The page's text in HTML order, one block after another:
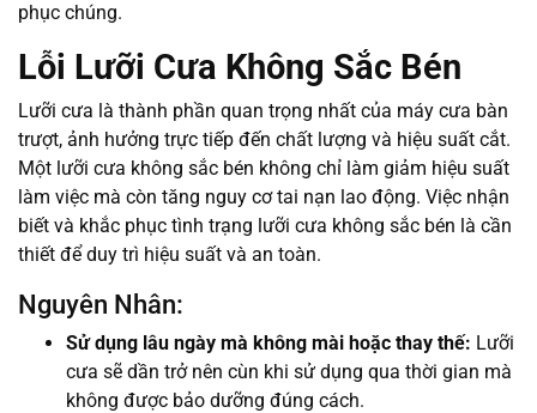
phục chúng.
Lỗi Lưỡi Cưa Không Sắc Bén
Lưỡi cưa là thành phần quan trọng nhất của máy cưa bàn
trượt, ảnh hưởng trực tiếp đến chất lượng và hiệu suất cắt.
Một lưỡi cưa không sắc bén không chỉ làm giảm hiệu suất
làm việc mà còn tăng nguy cơ tai nạn lao động. Việc nhận
biết và khắc phục tình trạng lưỡi cưa không sắc bén là cần
thiết để duy trì hiệu suất và an toàn.
Nguyên Nhân:
Sử dụng lâu ngày mà không mài hoặc thay thế: Lưỡi
cưa sẽ dần trở nên cùn khi sử dụng qua thời gian mà
không được bảo dưỡng đúng cách.